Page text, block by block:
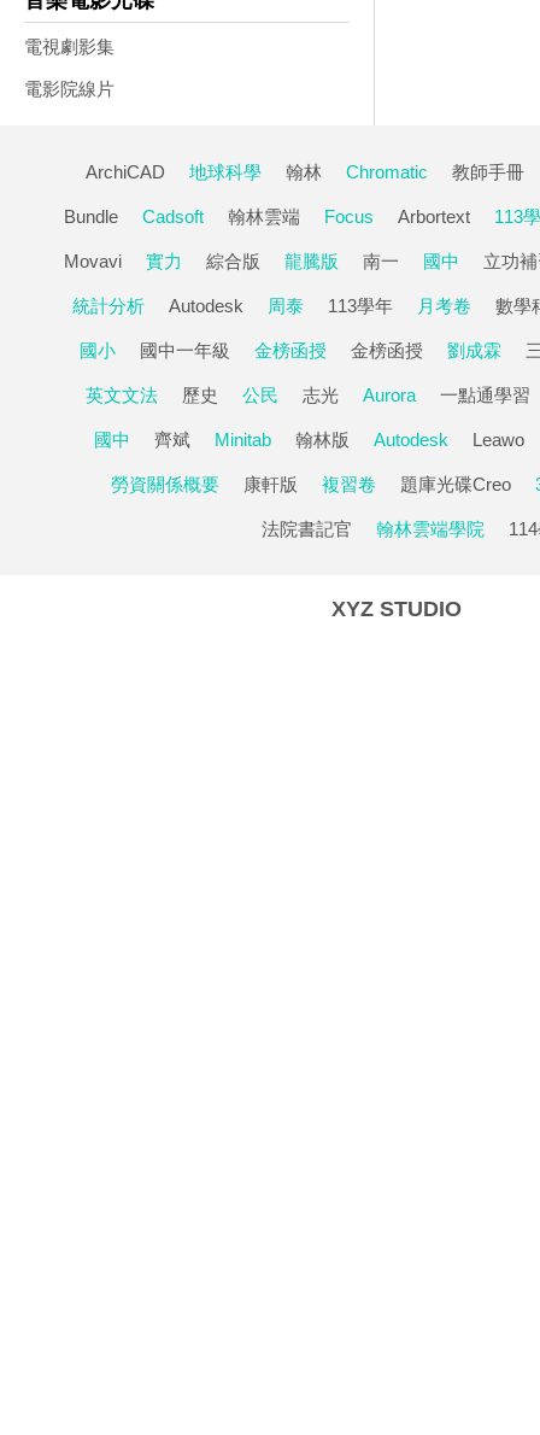
電視劇影集
電影院線片
ArchiCAD 地球科學 翰林 Chromatic 教師手冊
Bundle Cadsoft 翰林雲端 Focus Arbortext 113
Movavi 實力 綜合版 龍騰版 南一 國中 立功
統計分析 Autodesk 周泰 113學年 月考卷 數學
國小 國中一年級 金榜函授 金榜函授 劉成霖
英文文法 歷史 公民 志光 Aurora 一點通學習
國中 齊斌 Minitab 翰林版 Autodesk Leawo
勞資關係概要 康軒版 複習卷 題庫光碟Creo
法院書記官 翰林雲端學院
XYZ STUDIO